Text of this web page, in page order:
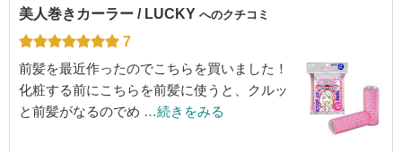
美人巻きカーラー / LUCKY へのクチコミ
7
前髪を最近作ったのでこちらを買いました！
化粧する前にこちらを前髪に使うと、クルッ
と前髪がなるのでめ …続きをみる